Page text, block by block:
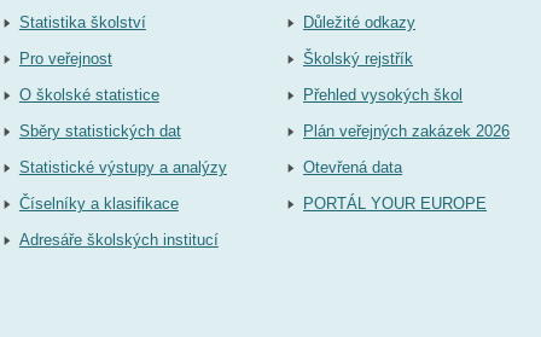
Statistika školství
Pro veřejnost
O školské statistice
Sběry statistických dat
Statistické výstupy a analýzy
Číselníky a klasifikace
Adresáře školských institucí
Důležité odkazy
Školský rejstřík
Přehled vysokých škol
Plán veřejných zakázek 2026
Otevřená data
PORTÁL YOUR EUROPE